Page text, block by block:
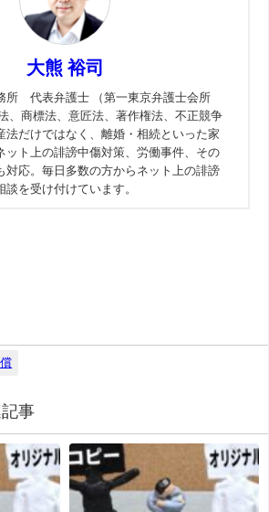
大熊 裕司
所 代表弁護士 （第一東京弁護士会所
、商標法、意匠法、著作権法、不正競争
法だけではなく、離婚・相続といった家
ット上の誹謗中傷対策、労働事件、その
対応。毎日多数の方からネット上の誹謗
を受け付けています。
事